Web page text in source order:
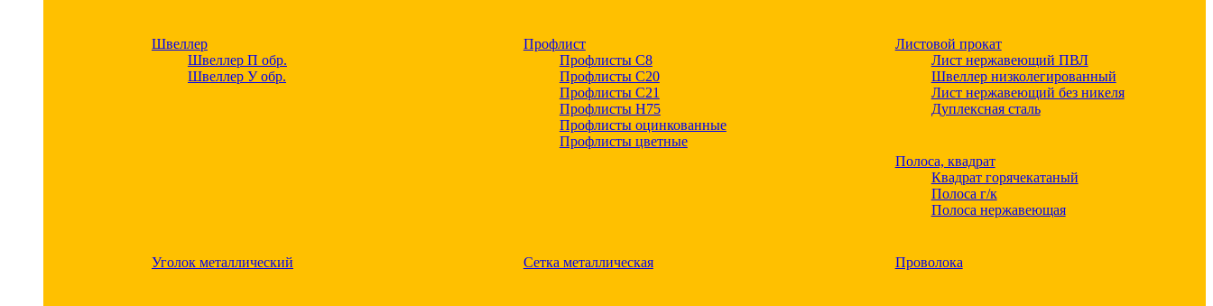
Швеллер
Швеллер П обр.
Швеллер У обр.
Профлист
Профлисты С8
Профлисты С20
Профлисты C21
Профлисты Н75
Профлисты оцинкованные
Профлисты цветные
Листовой прокат
Лист нержавеющий ПВЛ
Швеллер низколегированный
Лист нержавеющий без никеля
Дуплексная сталь
Полоса, квадрат
Квадрат горячекатаный
Полоса г/к
Полоса нержавеющая
Уголок металлический Сетка металлическая Проволока